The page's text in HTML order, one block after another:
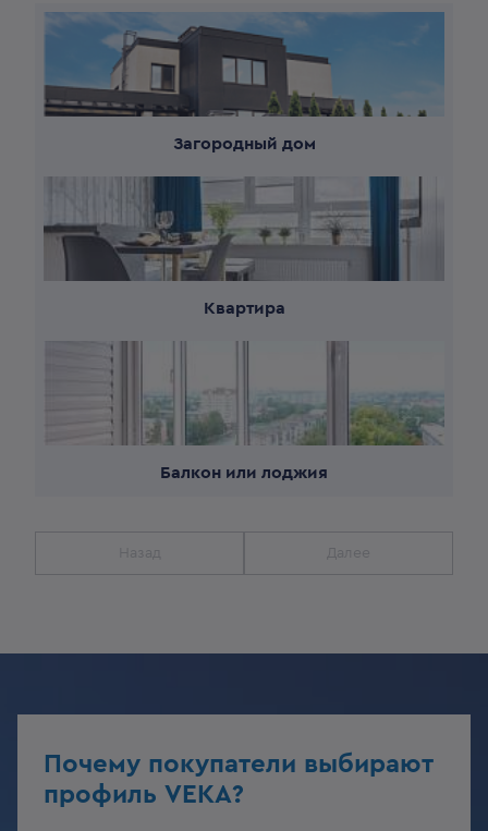
Загородный дом
Квартира
Балкон или лоджия
Почему покупатели выбирают
профиль VEKA?